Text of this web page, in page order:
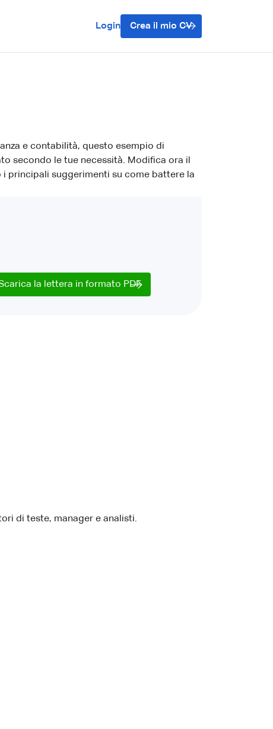
Login Crea il mio CV
e contabilità, questo esempio di
secondo le tue necessità. Modifica ora il
principali suggerimenti su come battere la
la lettera in formato PDF
di teste, manager e analisti.